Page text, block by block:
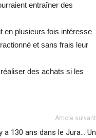
entraîner des
en plusieurs fois intéresse
et sans frais leur
des achats si les
Article suivant
a 130 ans dans le Jura… Un